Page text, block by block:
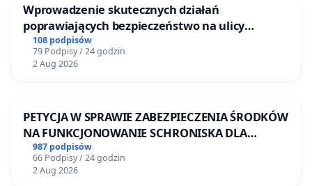
Wprowadzenie skutecznych działań
poprawiających bezpieczeństwo na ulicy
Żeromskiego w Otwocku
108 podpisów
79 Podpisy / 24 godzin
2 Aug 2026
PETYCJA W SPRAWIE ZABEZPIECZENIA ŚRODKÓW
NA FUNKCJONOWANIE SCHRONISKA DLA
BEZDOMNYCH ZWIERZĄT W SKARYSZEWIE
987 podpisów
66 Podpisy / 24 godzin
2 Aug 2026